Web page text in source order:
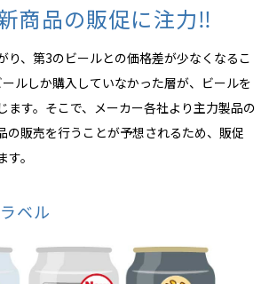
商品の販促に注力‼
り、第3のビールとの価格差が少なくなるこ
ルしか購入していなかった層が、ビールを
ます。そこで、メーカー各社より主力製品の
の販売を行うことが予想されるため、販促
。
ベル